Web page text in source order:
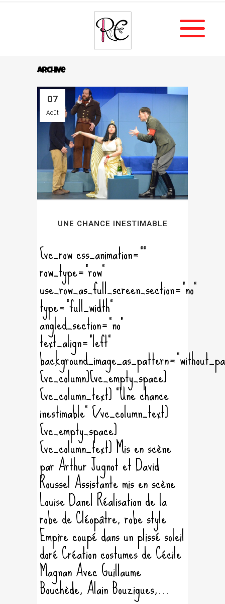
Archive
07
Août
UNE CHANCE INESTIMABLE
[vc_row css_animation=""
row_type="row"
use_row_as_full_screen_section="no"
type="full_width"
angled_section="no"
text_align="left"
[vc_column][vc_empty_space]
[vc_column_text] "Une chance
inestimable" [/vc_column_text]
[vc_empty_space]
[vc_column_text] Mis en scène
par Arthur Jugnot et David
Roussel Assistante mis en scène
Louise Danel Réalisation de la
robe de Cléopâtre, robe style
Empire coupé dans un plissé soleil
doré Création costumes de Cécile
Magnan Avec Guillaume
Bouchède, Alain Bouzigues,...